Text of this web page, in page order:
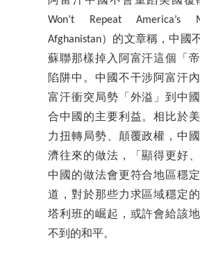
Won’t Repeat America’s
Afghanistan）的文章稱，中國
蘇聯那樣掉入阿富汗這個「
陷阱中。中國不干涉阿富汗
富汗衝突局勢「外溢」到中
合中國的主要利益。相比於
力扭轉局勢、顛覆政權，中
濟往來的做法，「顯得更好、
中國的做法會更符合地區穩
道，對於那些力求區域穩定的
塔利班的崛起，或許會給該
不到的和平。